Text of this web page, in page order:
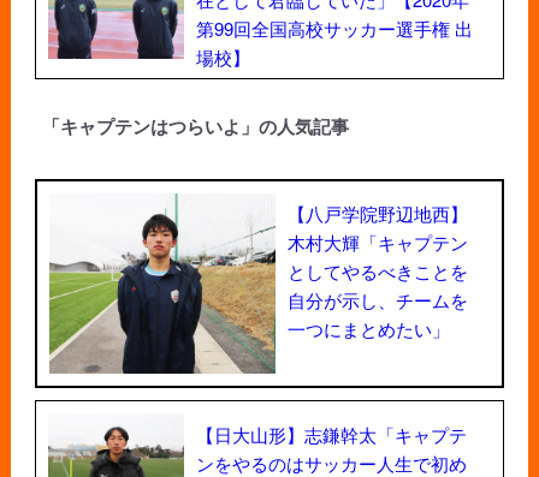
第99回全国高校サッカー選手権 出
場校】
「キャプテンはつらいよ」の人気記事
【八戸学院野辺地西】
木村大輝「キャプテン
としてやるべきことを
自分が示し、チームを
一つにまとめたい」
【日大山形】志鎌幹太「キャプテ
ンをやるのはサッカー人生で初め